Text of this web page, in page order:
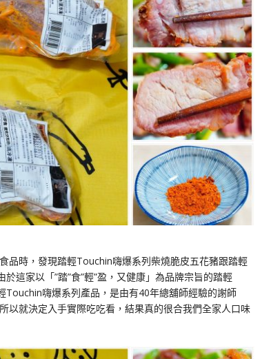
品時，發現踏輕Touchin嗨爆系列柴燒脆皮五花豬跟踏輕
這家以「”踏”食”輕”盈，又健康」為品牌宗旨的踏輕
嗨爆系列產品，是由有40年總舖師經驗的謝師
以就決定入手實際吃吃看，結果真的很合我們全家人口味